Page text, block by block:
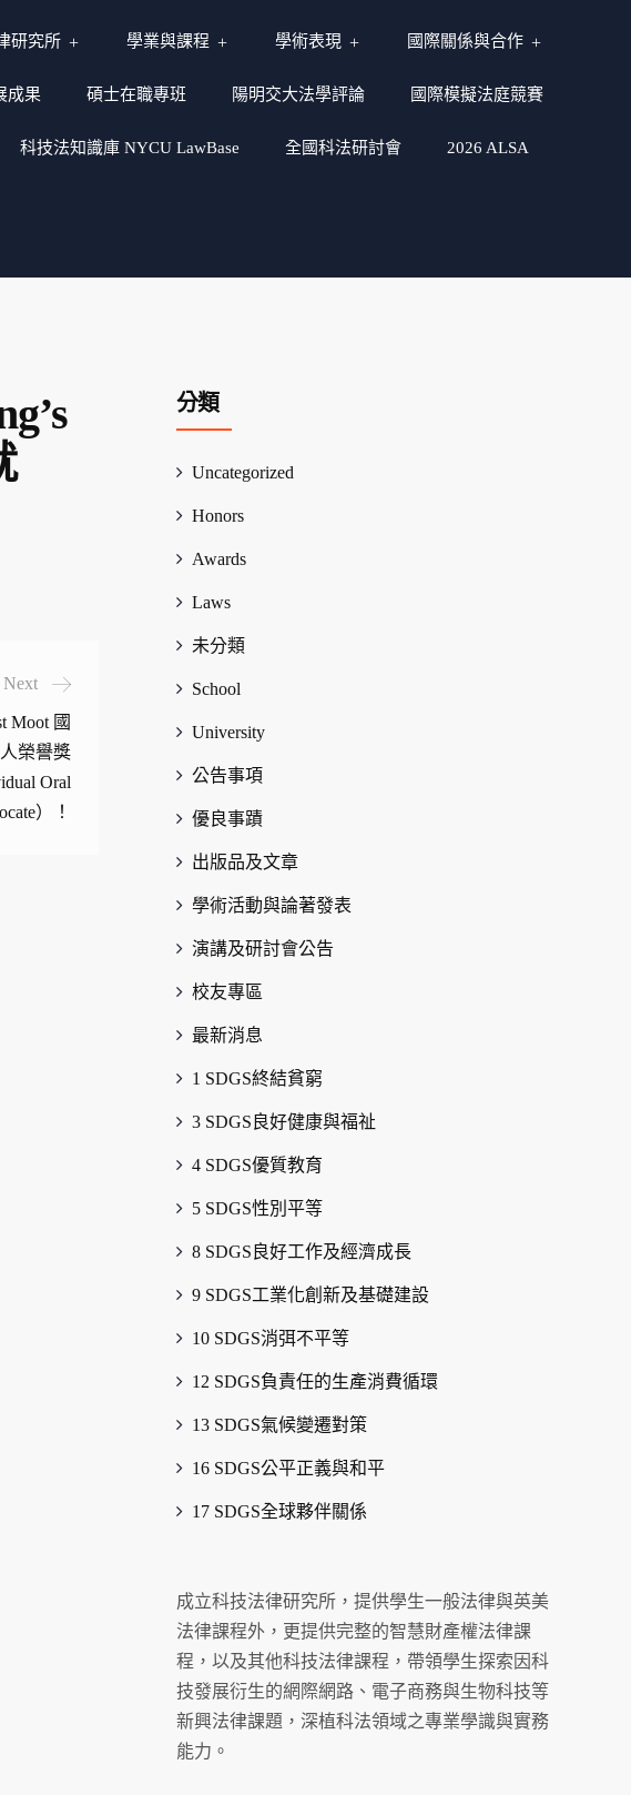
研究所 學業與課程 學術表現 國際關係與合作
成果 碩士在職專班 陽明交大法學評論 國際模擬法庭競賽
科技法知識庫 NYCU LawBase 全國科法研討會 2026 ALSA
Next
Moot 國
榮譽獎
Oral
）！
分類
Uncategorized
Honors
Awards
Laws
未分類
School
University
公告事項
優良事蹟
出版品及文章
學術活動與論著發表
演講及研討會公告
校友專區
最新消息
1 SDGS終結貧窮
3 SDGS良好健康與福祉
4 SDGS優質教育
5 SDGS性別平等
8 SDGS良好工作及經濟成長
9 SDGS工業化創新及基礎建設
10 SDGS消弭不平等
12 SDGS負責任的生產消費循環
13 SDGS氣候變遷對策
16 SDGS公平正義與和平
17 SDGS全球夥伴關係
成立科技法律研究所，提供學生一般法律與英美
法律課程外，更提供完整的智慧財產權法律課
程，以及其他科技法律課程，帶領學生探索因科
技發展衍生的網際網路、電子商務與生物科技等
新興法律課題，深植科法領域之專業學識與實務
能力。